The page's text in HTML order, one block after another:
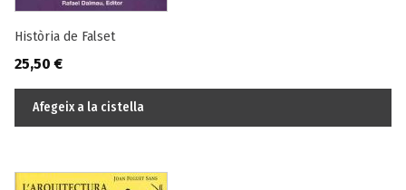
Història de Falset
25,50€
Afegeix a la cistella